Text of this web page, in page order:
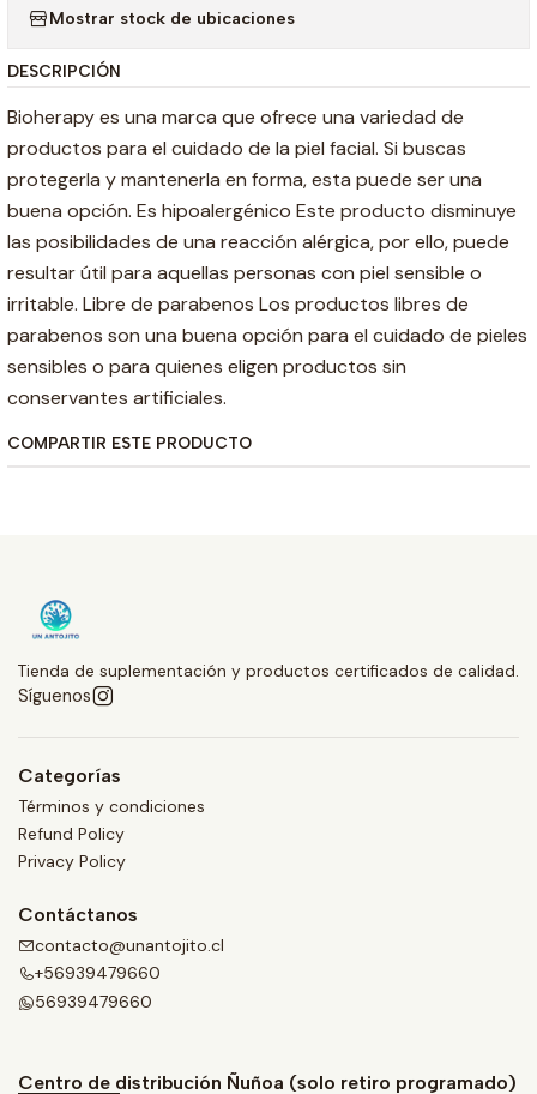
Mostrar stock de ubicaciones
DESCRIPCIÓN
Bioherapy es una marca que ofrece una variedad de
productos para el cuidado de la piel facial. Si buscas
protegerla y mantenerla en forma, esta puede ser una
buena opción. Es hipoalergénico Este producto disminuye
las posibilidades de una reacción alérgica, por ello, puede
resultar útil para aquellas personas con piel sensible o
irritable. Libre de parabenos Los productos libres de
parabenos son una buena opción para el cuidado de pieles
sensibles o para quienes eligen productos sin
conservantes artificiales.
COMPARTIR ESTE PRODUCTO
Tienda de suplementación y productos certificados de calidad.
Síguenos
Categorías
Términos y condiciones
Refund Policy
Privacy Policy
Contáctanos
contacto@unantojito.cl
+56939479660
56939479660
Centro de distribución Ñuñoa (solo retiro programado)